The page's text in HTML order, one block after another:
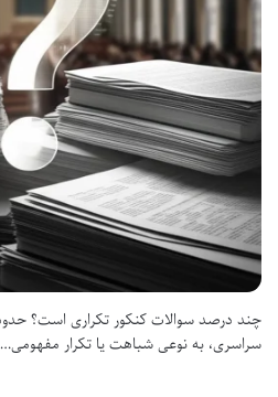
سراسری، به نوعی شباهت یا تکرار مفهومی…